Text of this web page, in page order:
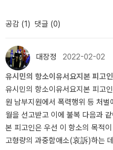
아니었던가? 한편으로 욕먹을지
피임도구를 주는 것이 더 효율적으
대해서 그 방법론의 한 가지로 전
를 하게 만들 수 있는 방법도, 설사
이상적인 관념의 유토피아를 꿈꾸
류의 신념이 낳게 된 부조리가 부
대한 더 큰 인간적인 이상적이 부
에서, 혹은 히틀러라는 독일 제국
신념으로 중세의 마녀사냥 식으로
였다. 이상적이라고는 하지만 방법
냐는 말까지 들은 적도 있었다.
이익도 안된 것들이 나에게 보물이
는 마음이나 지금은 그것이 있기
상을 보는 것이 가능했다. 단지 조
것도 나름 매력 있다. 남들이 볼 수
말이다. 그런 삶을 살아오고 생각
의해 영향을 받을 것이다. 유시민
서 죽음을 어떻게 맞이할 것인가
자살하고, 허무주의에 빠지지 않
에 대한 준비를 위해 옆에 많은 사
처럼 만들고 싶다고 하다. 단지 죽
비롯된 별명이다. 알고 보면 그는
세기에 유연하게 탈 줄 아는 '버들
완벽주의자가 들고 다니는 사전에
다. 실패를 거부하므로 언제 실패
모든 것이 완벽해야 직성이 풀린다
들이고 현실 세계에는 어느 정도의
실제로 달성 가능한 기준에 따라
그 결과 실패를 좋아하지는 않지만
안감을 덜어내며 삶을 좀 더 즐기
와 제약을 인정하므로 실제로 달
공하고 감사하고 기뻐할 수 있다는
었다. 베트남은 공산국가로 그들
부정적 사건이었기 때문이며 한국
민주주의를 수호한다는 명목으로
했기 때문이다. 3. 청춘의 독서 나
었다. 도서관에서 우연히 눈에 띄
책과 저자들의 소개가 쭉 나오는
볼 필요는 없고 대학초년생들이나
보면 좋은 책이라고 생각한다. 막
새내기에게 선물로 딱이란 생각이
작가의 책이라 빠르면서도 즐겁게
품과 작가 중 처음 접하는 사람도
이 정치인에서 벗어나 자유인이
에 성공하면 사람은 앞뒤를 가리
113그리고 강간, 폭행, 살인과 같은
기능을 하지 못하면 타인과 공감
사이코패스가 탄생한다. 이런 현
면 히틀러의 홀로코스트, 스탈린의
크메르 루즈의 킬링필드와 같은 참
문명이 잿더미가 된다. 생물학적
피질이 만든 것이다. 문명은 대뇌
통제를 강화하는 데 성공하는 만
에는 분명 일리가 있다.삶은 욕망
공감한다. 나는 주로 규범의 세계
공감 (1) 댓글 (0)
대장정 2022-02-02
유시민의 항소이유서요지본 피고
유시민의 항소이유서요지본 피고
원 남부지원에서 폭력행위 등 처
월을 선고받고 이에 불복 다음과
본 피고인은 우선 이 항소의 목적
고형량의 과중함애소(哀訴)하는